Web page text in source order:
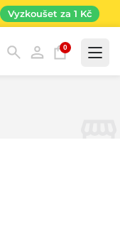
Vyzkoušet za 1 Kč
0